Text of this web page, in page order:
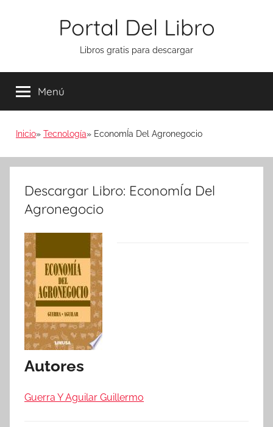
Portal Del Libro
Libros gratis para descargar
Menú
Inicio Tecnología EconomÍa Del Agronegocio
Descargar Libro: EconomÍa Del
Agronegocio
Autores
Guerra Y Aguilar Guillermo